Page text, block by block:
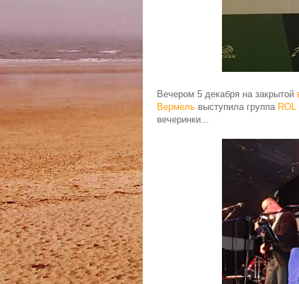
Вечером 5 декабря на закрытой
Вермель выступила группа ROL
вечеринки...